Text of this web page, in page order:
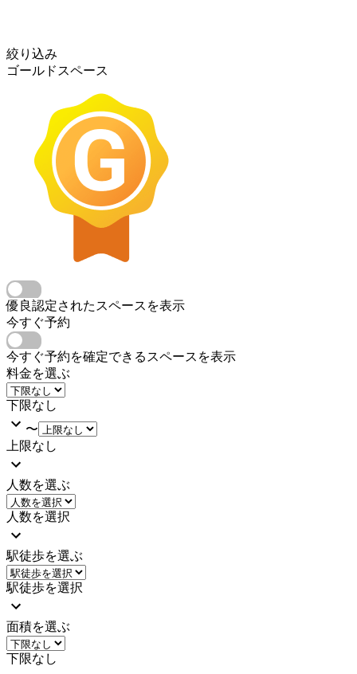
絞り込み
ゴールドスペース
優良認定されたスペースを表示
今すぐ予約
今すぐ予約を確定できるスペースを表示
料金を選ぶ
下限なし
〜
上限なし
人数を選ぶ
人数を選択
駅徒歩を選ぶ
駅徒歩を選択
面積を選ぶ
下限なし